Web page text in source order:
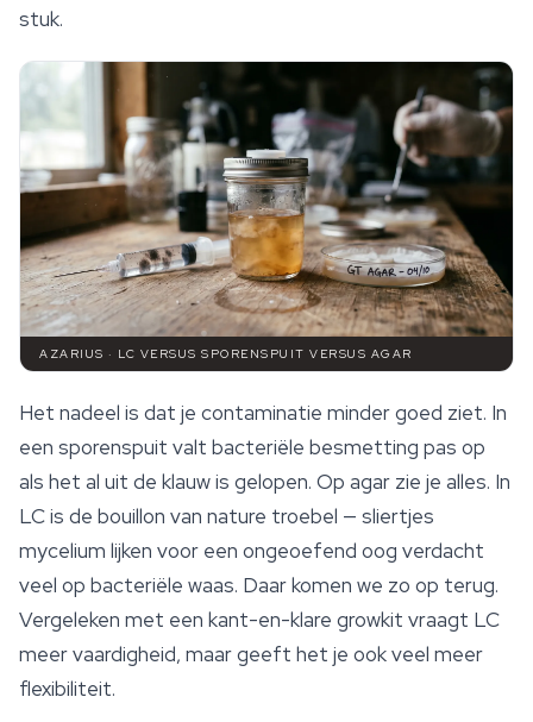
stuk.
AZARIUS · LC VERSUS SPORENSPUIT VERSUS AGAR
Het nadeel is dat je contaminatie minder goed ziet. In
een sporenspuit valt bacteriële besmetting pas op
als het al uit de klauw is gelopen. Op agar zie je alles. In
LC is de bouillon van nature troebel — sliertjes
mycelium lijken voor een ongeoefend oog verdacht
veel op bacteriële waas. Daar komen we zo op terug.
Vergeleken met een kant-en-klare growkit vraagt LC
meer vaardigheid, maar geeft het je ook veel meer
flexibiliteit.